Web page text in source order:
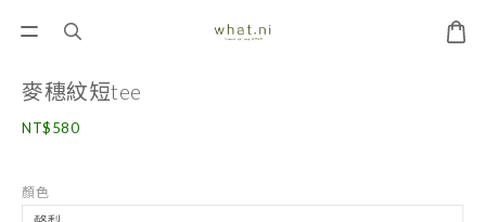
麥穗紋短tee
NT$580
顏色